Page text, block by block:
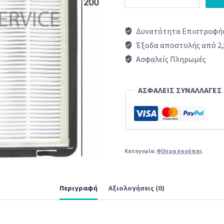
HEPPA
Siemens
(bbz...,
ORIGINAL
Δυνατότητα
Έξοδα αποστολής από
Ασφαλείς Πληρωμές
ΑΣΦΑΛΕΙΣ ΣΥΝΑΛΛΑΓΕΣ
Κατηγορία: Φίλτρα σκούπας
Περιγραφή Αξιολογήσεις (0)